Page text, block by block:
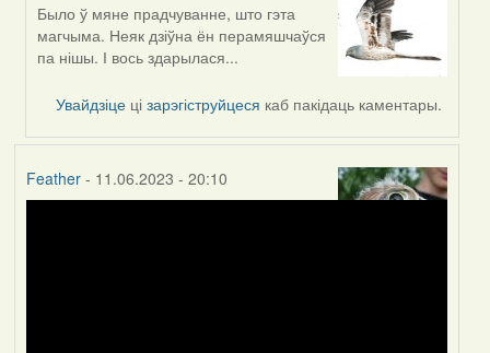
In
reply
to
Helena
Было ў мяне прадчуванне, што гэта
магчыма. Неяк дзіўна ён перамяшчаўся
па нішы. І вось здарылася...
Увайдзіце цізарэгіструйцеся каб пакідаць каментары.
Feather- 11.06.2023 - 20:10